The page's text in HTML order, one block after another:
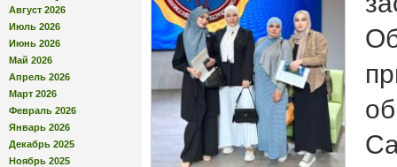
Август 2026
Июль 2026
Июнь 2026
Май 2026
Апрель 2026
Март 2026
Февраль 2026
Январь 2026
Декабрь 2025
Ноябрь 2025